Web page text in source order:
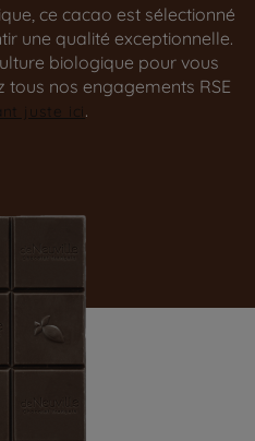
ce cacao est sélectionné
une qualité exceptionnelle.
biologique pour vous
nos engagements RSE
juste ici.